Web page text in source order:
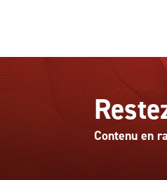
Contenu en